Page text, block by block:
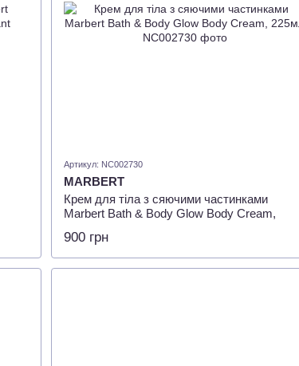
Артикул: NC002730
MARBERT
Крем для тіла з сяючими частинками
Marbert Bath & Body Glow Body Cream,
900 грн